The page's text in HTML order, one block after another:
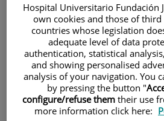
selectorHospital Universitario Fundación
own cookies and those of third
countries whose legislation
adequate level of data
authentication, statistical
and showing personalised
analysis of your navigation. You
by pressing the button "
configure/refuse them their use
more information click here: